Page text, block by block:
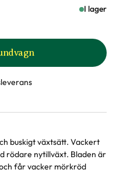
I lager
buskigt växtsätt. Vackert
rödare nytillväxt. Bladen är
får vacker mörkröd